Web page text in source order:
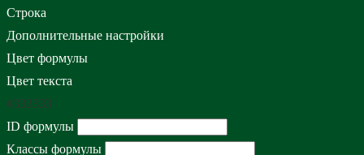
Строка
Дополнительные настройки
Цвет формулы
Цвет текста
#333333
ID формулы
Классы формулы